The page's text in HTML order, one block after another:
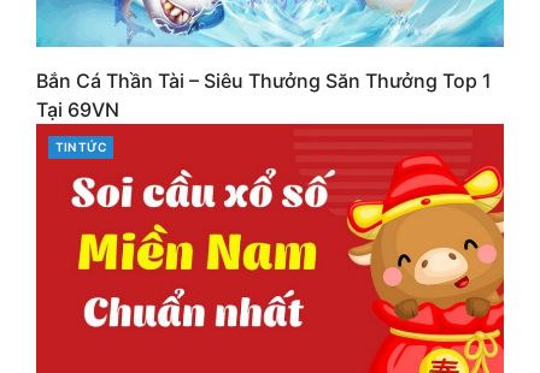
Bắn Cá Thần Tài – Siêu Thưởng Săn Thưởng Top 1
Tại 69VN
CATEGORIES
TIN TỨC